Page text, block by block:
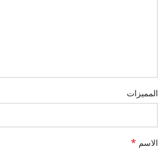
المميزات
الاسم *